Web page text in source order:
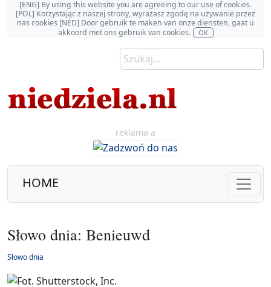
[ENG] By using this website you are agreeing to our use of cookies.
[POL] Korzystając z naszej strony, wyrażasz zgodę na używanie przez
nas cookies [NED] Door gebruik te maken van onze diensten, gaat u
akkoord met ons gebruik van cookies.
OK
reklama a
HOME
Słowo dnia: Benieuwd
Słowo dnia